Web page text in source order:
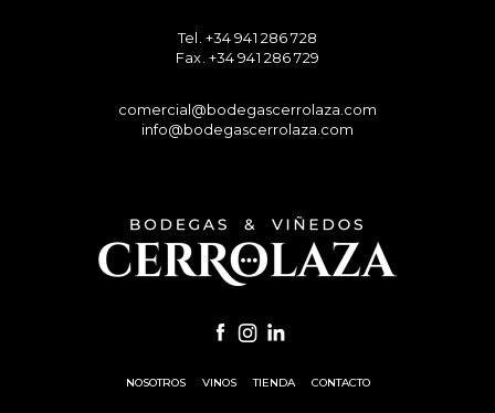
Tel. +34 941 286 728
Fax. +34 941 286 729
comercial@bodegascerrolaza.com
info@bodegascerrolaza.com
NOSOTROS VINOS TIENDA CONTACTO